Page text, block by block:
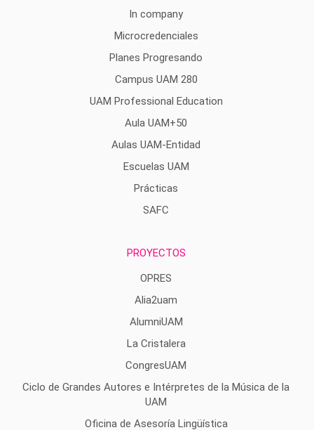
In company
Microcredenciales
Planes Progresando
Campus UAM 280
UAM Professional Education
Aula UAM+50
Aulas UAM-Entidad
Escuelas UAM
Prácticas
SAFC
PROYECTOS
OPRES
Alia2uam
AlumniUAM
La Cristalera
CongresUAM
Ciclo de Grandes Autores e Intérpretes de la Música de la
UAM
Oficina de Asesoría Lingüística